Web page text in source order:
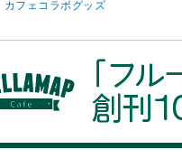
カフェコラボグッズ